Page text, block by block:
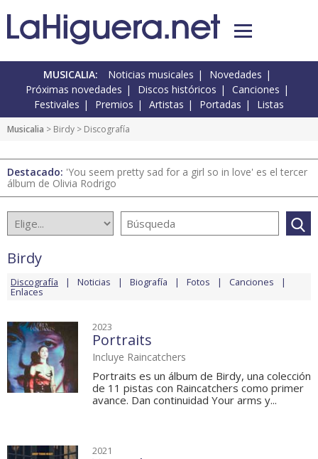
MUSICALIA: Noticias musicales
Novedades
Próximas novedades
Discos históricos
Canciones
Festivales
Premios Artistas Portadas Listas
Musicalia > Birdy > Discografía
Destacado: 'You seem pretty sad for a girl so in love' es el tercer
álbum de Olivia Rodrigo
Birdy
Discografía Noticias Biografía Fotos Canciones
Enlaces
2023
Portraits
Incluye Raincatchers
Portraits es un álbum de Birdy, una colección
de 11 pistas con Raincatchers como primer
avance. Dan continuidad Your arms y...
2021